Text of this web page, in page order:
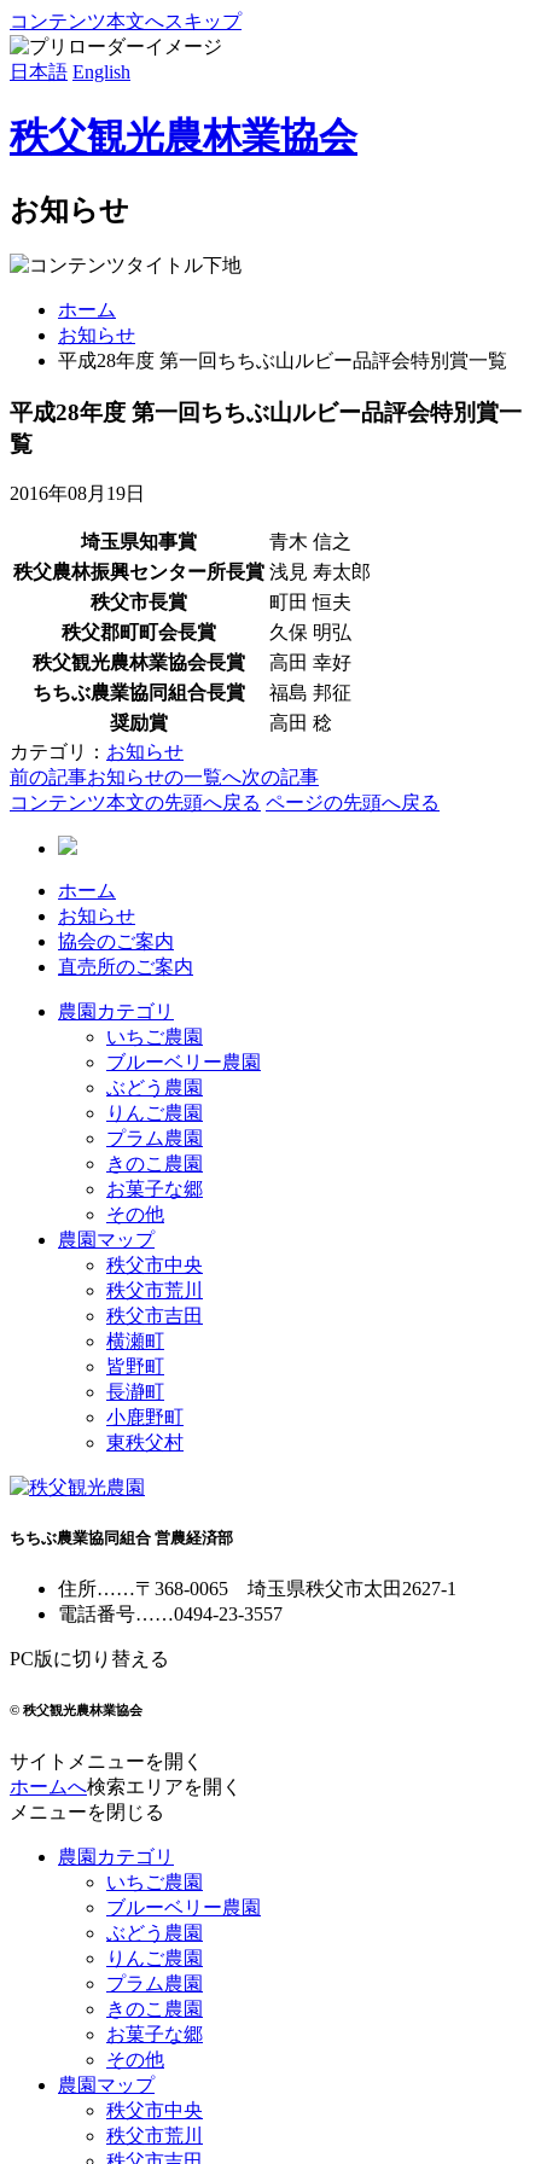
コンテンツ本文へスキップ
日本語 English
秩父観光農林業協会
お知らせ
ホーム
お知らせ
平成28年度 第一回ちちぶ山ルビー品評会特別賞一覧
平成28年度 第一回ちちぶ山ルビー品評会特別賞一
覧
2016年08月19日
埼玉県知事賞
青木 信之
秩父農林振興センター所長賞 浅見 寿太郎
秩父市長賞
町田 恒夫
秩父郡町町会長賞
久保 明弘
秩父観光農林業協会長賞
高田 幸好
ちちぶ農業協同組合長賞
福島 邦征
奨励賞
高田 稔
カテゴリ： お知らせ
前の記事お知らせの一覧へ次の記事
コンテンツ本文の先頭へ戻る ページの先頭へ戻る
ホーム
お知らせ
協会のご案内
直売所のご案内
農園カテゴリ
いちご農園
ブルーベリー農園
ぶどう農園
りんご農園
プラム農園
きのこ農園
お菓子な郷
その他
農園マップ
秩父市中央
秩父市荒川
秩父市吉田
横瀬町
皆野町
長瀞町
小鹿野町
東秩父村
ちちぶ農業協同組合 営農経済部
住所……〒368-0065 埼玉県秩父市太田2627-1
電話番号……0494-23-3557
PC版に切り替える
© 秩父観光農林業協会
サイトメニューを開く
ホームへ検索エリアを開く
メニューを閉じる
農園カテゴリ
いちご農園
ブルーベリー農園
ぶどう農園
りんご農園
プラム農園
きのこ農園
お菓子な郷
その他
農園マップ
秩父市中央
秩父市荒川